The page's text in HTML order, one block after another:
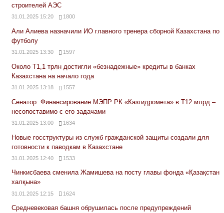
строителей АЭС
31.01.2025 15:20 1800
Али Алиева назначили ИО главного тренера сборной Казахстана по
футболу
31.01.2025 13:30 1597
Около Т1,1 трлн достигли «безнадежные» кредиты в банках
Казахстана на начало года
31.01.2025 13:18 1557
Сенатор: Финансирование МЭПР РК «Казгидромета» в Т12 млрд –
несопоставимо с его задачами
31.01.2025 13:00 1634
Новые госструктуры из служб гражданской защиты создали для
готовности к паводкам в Казахстане
31.01.2025 12:40 1533
Чинкисбаева сменила Жамишева на посту главы фонда «Қазақстан
халқына»
31.01.2025 12:15 1624
Средневековая башня обрушилась после предупреждений